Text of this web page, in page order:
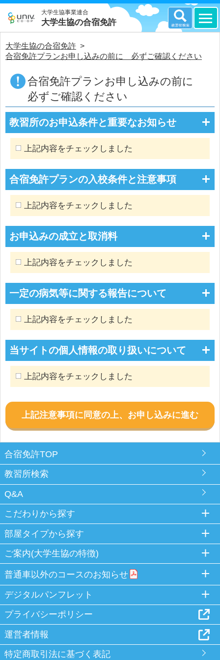
大学生協事業連合
大学生協の合宿免許
大学生協の合宿免許 >
合宿免許プランお申し込みの前に 必ずご確認ください
合宿免許プランお申し込みの前に
必ずご確認ください
教習所のお申込条件と重要なお知らせ
上記内容をチェックしました
合宿免許プランの入校条件と注意事項
上記内容をチェックしました
お申込みの成立と取消料
上記内容をチェックしました
一定の病気等に関する報告について
上記内容をチェックしました
当サイトの個人情報の取り扱いについて
上記内容をチェックしました
上記注意事項に同意の上、お申し込みに進む
合宿免許TOP
教習所検索
Q&A
こだわりから探す
部屋タイプから探す
ご案内(大学生協の特徴)
普通車以外のコースのお知らせ
デジタルパンフレット
プライバシーポリシー
運営者情報
特定商取引法に基づく表記